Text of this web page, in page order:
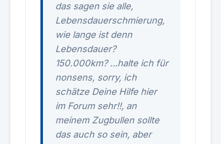
das sagen sie alle,
Lebensdauerschmierung,
wie lange ist denn
Lebensdauer?
150.000km? ...halte ich für
nonsens, sorry, ich
schätze Deine Hilfe hier
im Forum sehr!!, an
meinem Zugbullen sollte
das auch so sein, aber